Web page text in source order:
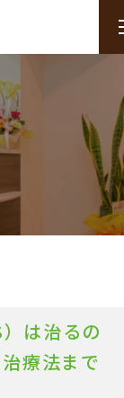
は治るの
療法まで